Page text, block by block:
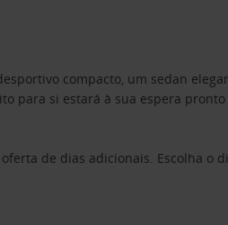
compacto, um sedan
para si estará à sua espera pronto
de dias adicionais. Escolha o